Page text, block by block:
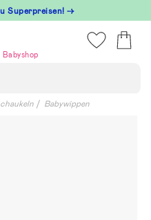
Superpreisen! →
Babywippen